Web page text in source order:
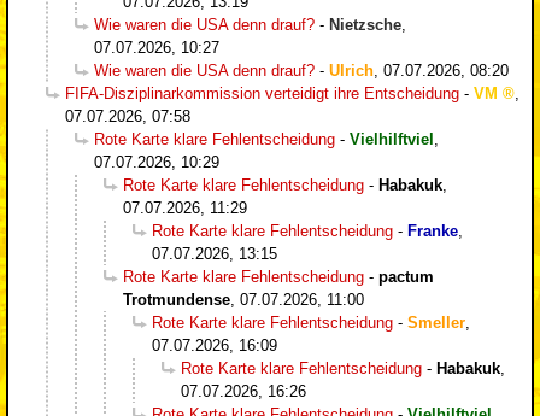
Wie waren die USA denn drauf? - Nietzsche
07.07.2026, 10:27
Wie waren die USA denn drauf? - Ulrich 07.07.2026, 08:20
FIFA-Disziplinarkommission verteidigt ihre Entscheidung - VM
07.07.2026, 07:58
Rote Karte klare Fehlentscheidung - Vielhilftviel
07.07.2026, 10:29
Rote Karte klare Fehlentscheidung - Habakuk
07.07.2026, 11:29
Rote Karte klare Fehlentscheidung - Franke
07.07.2026, 13:15
Rote Karte klare Fehlentscheidung - pactum
Trotmundense 07.07.2026, 11:00
Rote Karte klare Fehlentscheidung - Smeller
07.07.2026, 16:09
Rote Karte klare Fehlentscheidung - Habakuk
07.07.2026, 16:26